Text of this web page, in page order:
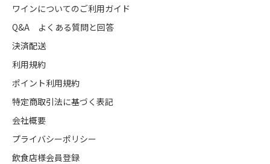
ワインについてのご利用ガイド
Q&A よくある質問と回答
決済配送
利用規約
ポイント利用規約
特定商取引法に基づく表記
会社概要
プライバシーポリシー
飲食店様会員登録